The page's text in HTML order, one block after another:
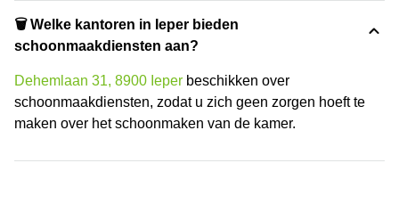
🗑 Welke kantoren in Ieper bieden
schoonmaakdiensten aan?
Dehemlaan 31, 8900 Ieper beschikken over
schoonmaakdiensten, zodat u zich geen zorgen hoeft te
maken over het schoonmaken van de kamer.